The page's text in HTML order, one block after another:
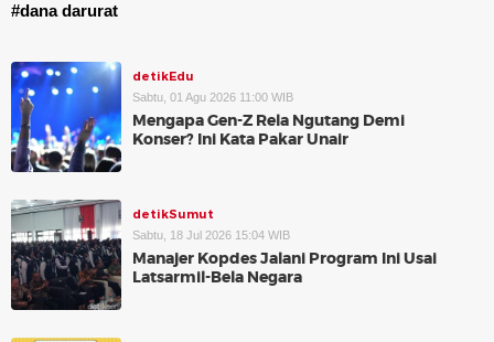
#dana darurat
detikEdu
Sabtu, 01 Agu 2026 11:00 WIB
Mengapa Gen-Z Rela Ngutang Demi
Konser? Ini Kata Pakar Unair
detikSumut
Sabtu, 18 Jul 2026 15:04 WIB
Manajer Kopdes Jalani Program Ini Usai
Latsarmil-Bela Negara